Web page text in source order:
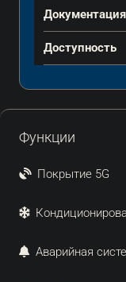
Документация
Доступность
Функции
Покрытие 5G
Аварийная